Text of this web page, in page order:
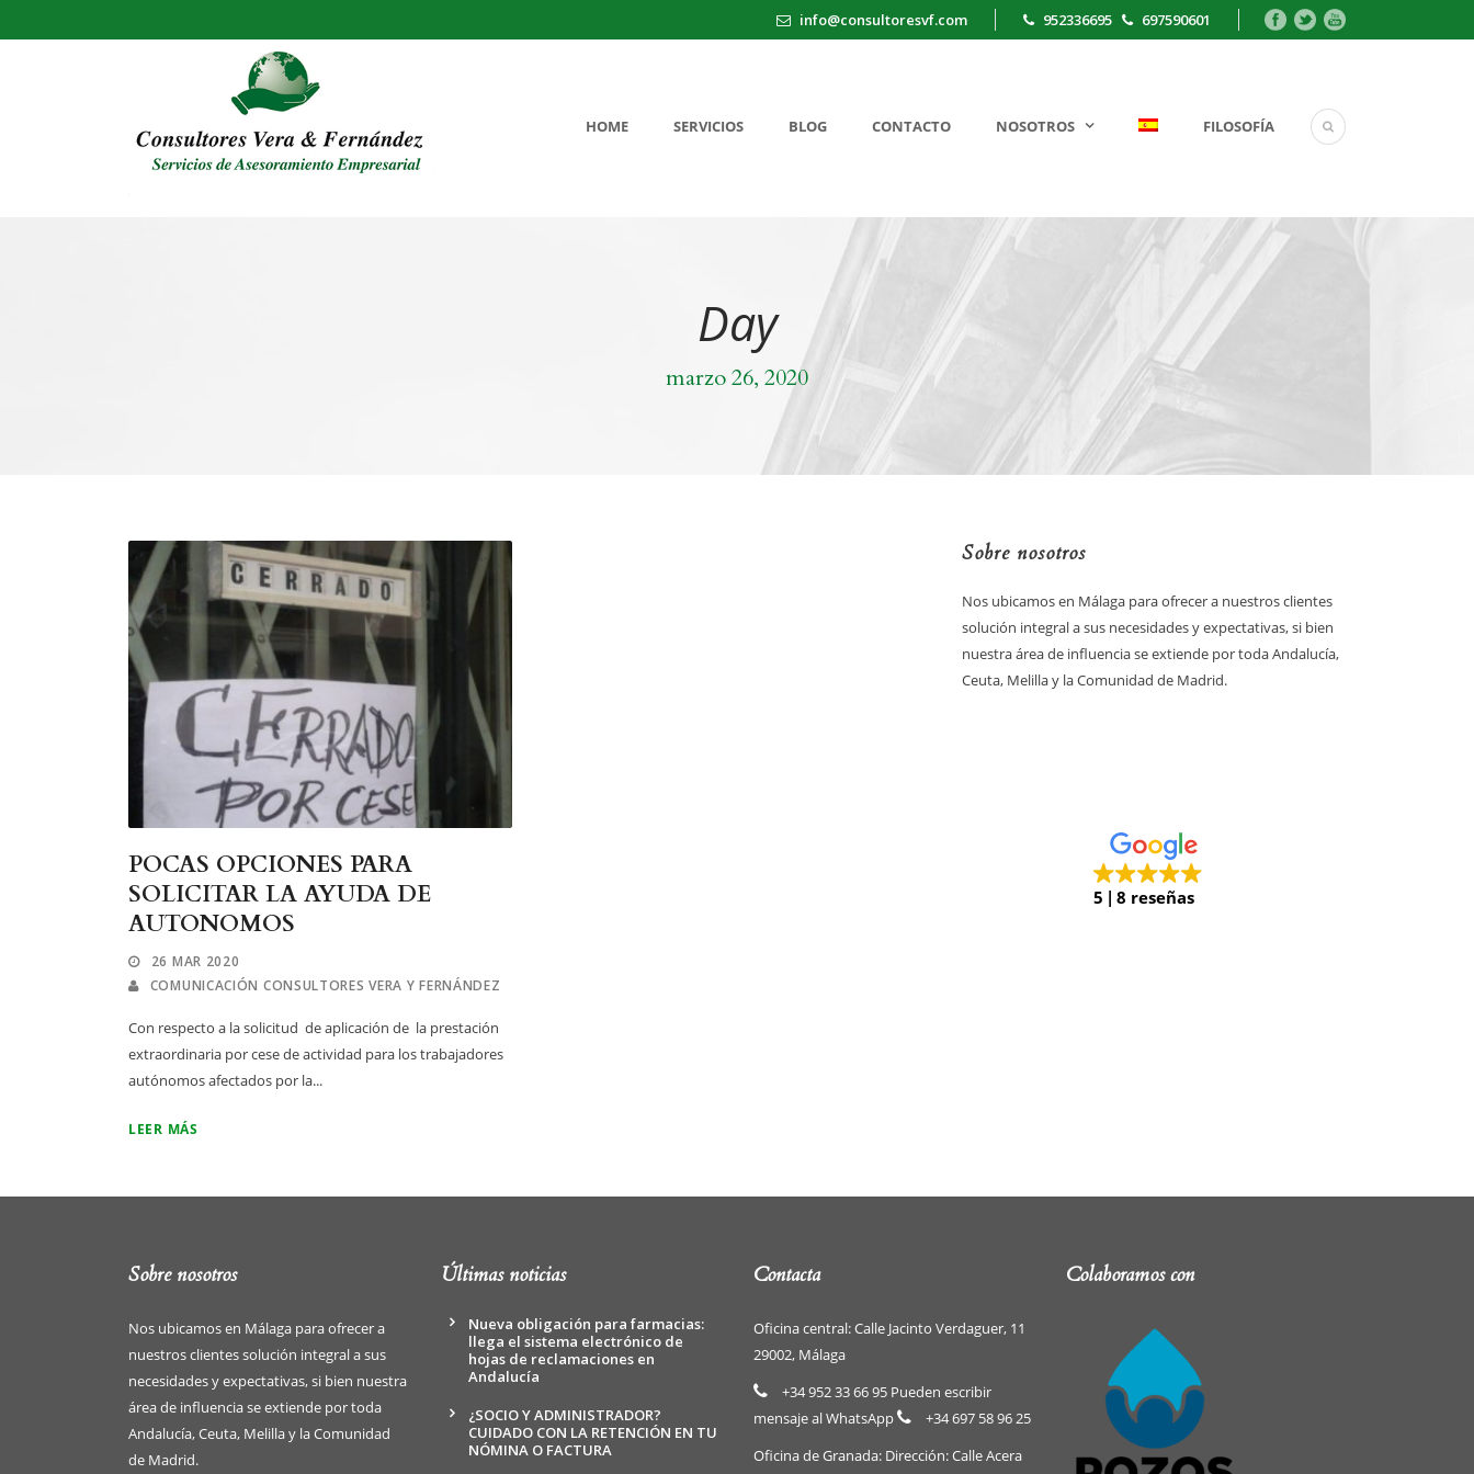
info@consultoresvf.com 952336695 697590601
HOME SERVICIOS BLOG CONTACTO NOSOTROS FILOSOFÍA
Day
marzo 26, 2020
POCAS OPCIONES PARA
SOLICITAR LA AYUDA DE
AUTONOMOS
26 MAR 2020
COMUNICACIÓN CONSULTORES VERA Y FERNÁNDEZ
Con respecto a la solicitud de aplicación de la prestación
extraordinaria por cese de actividad para los trabajadores
autónomos afectados por la...
LEER MÁS
Sobre nosotros
Nos ubicamos en Málaga para ofrecer a nuestros clientes
solución integral a sus necesidades y expectativas, si bien
nuestra área de influencia se extiende por toda Andalucía,
Ceuta, Melilla y la Comunidad de Madrid.
5 8 reseñas
Sobre nosotros
Nos ubicamos en Málaga para ofrecer a
nuestros clientes solución integral a sus
necesidades y expectativas, si bien nuestra
área de influencia se extiende por toda
Andalucía, Ceuta, Melilla y la Comunidad
de Madrid.
Últimas noticias
Nueva obligación para farmacias:
llega el sistema electrónico de
hojas de reclamaciones en
Andalucía
¿SOCIO Y ADMINISTRADOR?
CUIDADO CON LA RETENCIÓN EN TU
NÓMINA O FACTURA
Contacta
Oficina central: Calle Jacinto Verdaguer, 11
29002, Málaga
+34 952 33 66 95 Pueden escribir
mensaje al WhatsApp
+34 697 58 96 25
Oficina de Granada: Dirección: Calle Acera
Colaboramos con